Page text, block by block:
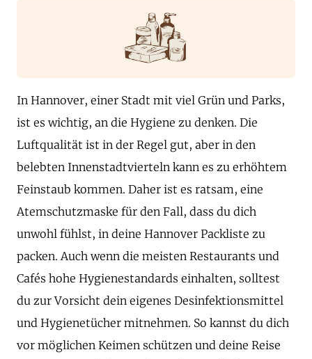
In Hannover, einer Stadt mit viel Grün und Parks,
ist es wichtig, an die Hygiene zu denken. Die
Luftqualität ist in der Regel gut, aber in den
belebten Innenstadtvierteln kann es zu erhöhtem
Feinstaub kommen. Daher ist es ratsam, eine
Atemschutzmaske für den Fall, dass du dich
unwohl fühlst, in deine Hannover Packliste zu
packen. Auch wenn die meisten Restaurants und
Cafés hohe Hygienestandards einhalten, solltest
du zur Vorsicht dein eigenes Desinfektionsmittel
und Hygienetücher mitnehmen. So kannst du dich
vor möglichen Keimen schützen und deine Reise